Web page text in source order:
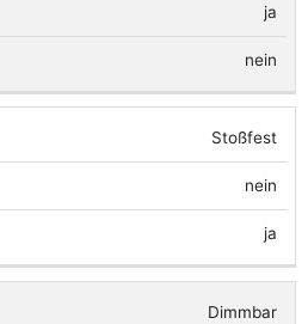
ja
nein
Stoßfest
nein
ja
Dimmbar